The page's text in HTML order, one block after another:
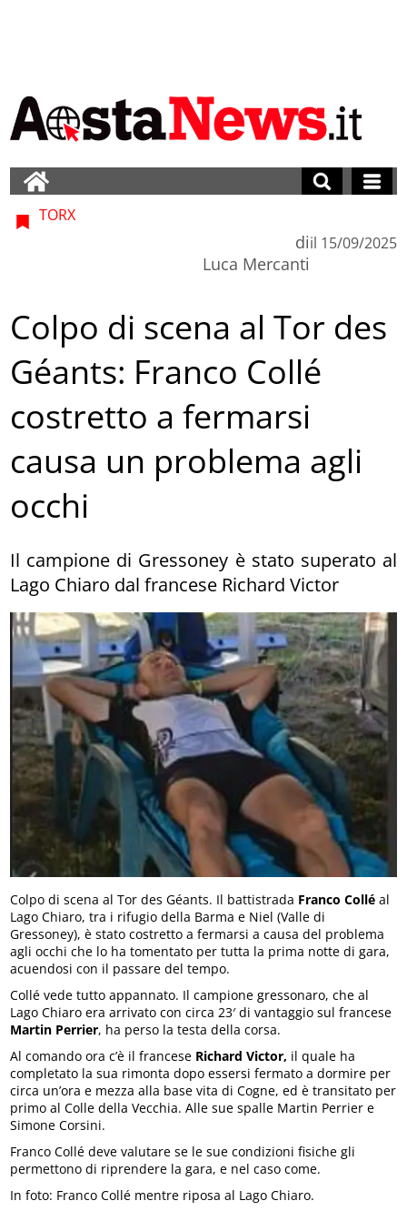
TORX
di
Luca Mercanti
il 15/09/2025
Colpo di scena al Tor des
Géants: Franco Collé
costretto a fermarsi
causa un problema agli
occhi
Il campione di Gressoney è stato superato al
Lago Chiaro dal francese Richard Victor
Colpo di scena al Tor des Géants. Il battistrada Franco Collé al
Lago Chiaro, tra i rifugio della Barma e Niel (Valle di
Gressoney), è stato costretto a fermarsi a causa del problema
agli occhi che lo ha tomentato per tutta la prima notte di gara,
acuendosi con il passare del tempo.
Collé vede tutto appannato. Il campione gressonaro, che al
Lago Chiaro era arrivato con circa 23′ di vantaggio sul francese
Martin Perrier, ha perso la testa della corsa.
Al comando ora c’è il francese Richard Victor, il quale ha
completato la sua rimonta dopo essersi fermato a dormire per
circa un’ora e mezza alla base vita di Cogne, ed è transitato per
primo al Colle della Vecchia. Alle sue spalle Martin Perrier e
Simone Corsini.
Franco Collé deve valutare se le sue condizioni fisiche gli
permettono di riprendere la gara, e nel caso come.
In foto: Franco Collé mentre riposa al Lago Chiaro.